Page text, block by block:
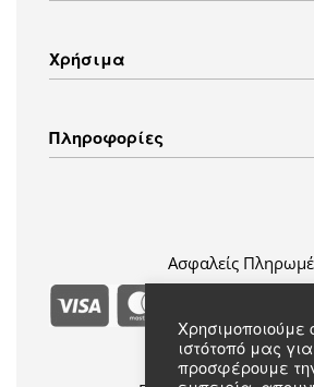
Οικιακός Εξοπλισμός
Ενδύματα
Χρήσιμα
Τρόποι Πληρωμής
Πληροφορίες
Ασφαλείς
Χρησιμοποιούμε
ιστότοπό μας
προσφέρουμε